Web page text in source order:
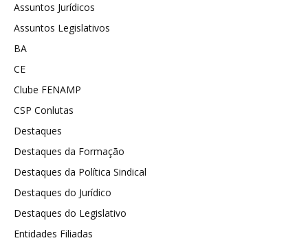
Assuntos Jurídicos
Assuntos Legislativos
BA
CE
Clube FENAMP
CSP Conlutas
Destaques
Destaques da Formação
Destaques da Política Sindical
Destaques do Jurídico
Destaques do Legislativo
Entidades Filiadas